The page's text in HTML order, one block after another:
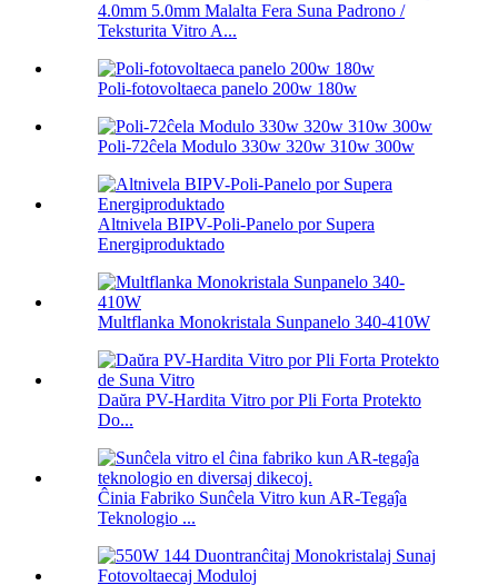
4.0mm 5.0mm Malalta Fera Suna Padrono /
Teksturita Vitro A...
Poli-fotovoltaeca panelo 200w 180w
Poli-72ĉela Modulo 330w 320w 310w 300w
Altnivela BIPV-Poli-Panelo por Supera
Energiproduktado
Multflanka Monokristala Sunpanelo 340-410W
Daŭra PV-Hardita Vitro por Pli Forta Protekto
Do...
Ĉinia Fabriko Sunĉela Vitro kun AR-Tegaĵa
Teknologio ...